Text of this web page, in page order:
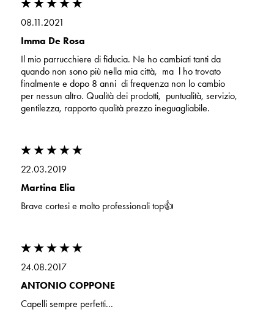
08.11.2021
Imma De Rosa
Il mio parrucchiere di fiducia. Ne ho cambiati tanti da
quando non sono più nella mia città, ma l ho trovato
finalmente e dopo 8 anni di frequenza non lo cambio
per nessun altro. Qualità dei prodotti, puntualità, servizio,
gentilezza, rapporto qualità prezzo ineguagliabile.
22.03.2019
Martina Elia
Brave cortesi e molto professionali top👍
24.08.2017
ANTONIO COPPONE
Capelli sempre perfetti...